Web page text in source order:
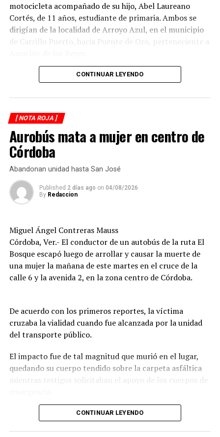
motocicleta acompañado de su hijo, Abel Laureano
Cortés, de 11 años, estudiante de primaria. Ambos se
dirigían de la localidad de Arroyo Azul, en el municipio
de Carrillo Puerto, hacia Puente de Oro, perteneciente a
El accidente ocurrió cuando, presuntamente, un
impactó por alcance, provocando que ambos cayeran
sobre la carpeta asfáltica.
Testigos solicitaron el apoyo de los cuerpos de
emergencia, quienes brindaron atención prehospitalaria
a los lesionados y los trasladaron a un hospital para su
valoración médica.
De acuerdo con versiones recabadas en el lugar, el
conductor del automóvil permaneció en el sitio tras el
diligencias correspondientes para determinar las causas
del accidente y el deslinde de responsabilidades.
CONTINUAR LEYENDO
[ NOTA ROJA ]
Aurobús mata a mujer en centro de
Córdoba
Abandonan unidad hasta San José
Published 2 días ago on 04/08/2026
By Redaccion
Miguel Ángel Contreras Mauss
Córdoba, Ver.- El conductor de un autobús de la ruta El
Bosque escapó luego de arrollar y causar la muerte de
una mujer la mañana de este martes en el cruce de la
calle 6 y la avenida 2, en la zona centro de Córdoba.
De acuerdo con los primeros reportes, la víctima
cruzaba la vialidad cuando fue alcanzada por la unidad
del transporte público.
El impacto fue de tal magnitud que murió en el lugar,
quedando su cuerpo tendido sobre la carpeta asfáltica
mientras testigos solicitaban el apoyo de los cuerpos de
CONTINUAR LEYENDO